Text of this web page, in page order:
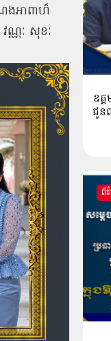
ងអាពាហ៏
ណ្ណៈ សុខៈ
ឧត្
ជូន
ព័